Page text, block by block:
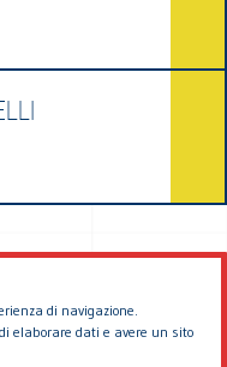
di navigazione.
elaborare dati e avere un sito